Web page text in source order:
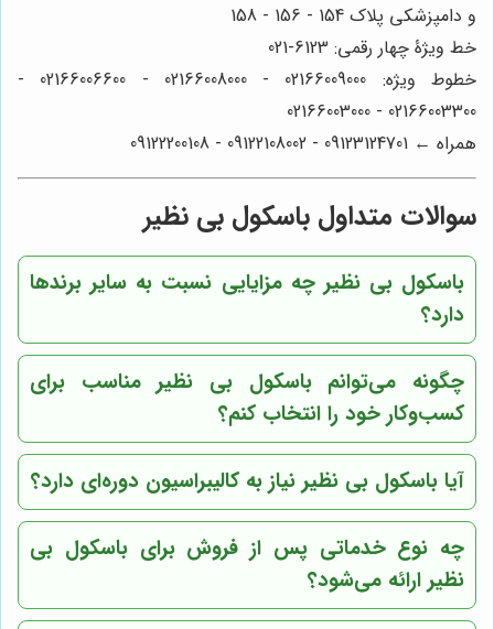
و دامپزشکی پلاک 154 - 156 - 158
خط ویژۀ چهار رقمی: 6123-021
خطوط ویژه: 02166009000 - 02166008000 - 02166006600 -
02166003300 - 02166003000
همراه ← 09123124701 - 09122108002 - 09122200108
سوالات متداول باسکول بی نظیر
باسکول بی نظیر چه مزایایی نسبت به سایر برندها
دارد؟
چگونه می‌توانم باسکول بی نظیر مناسب برای
کسب‌وکار خود را انتخاب کنم؟
آیا باسکول بی نظیر نیاز به کالیبراسیون دوره‌ای دارد؟
چه نوع خدماتی پس از فروش برای باسکول بی
نظیر ارائه می‌شود؟